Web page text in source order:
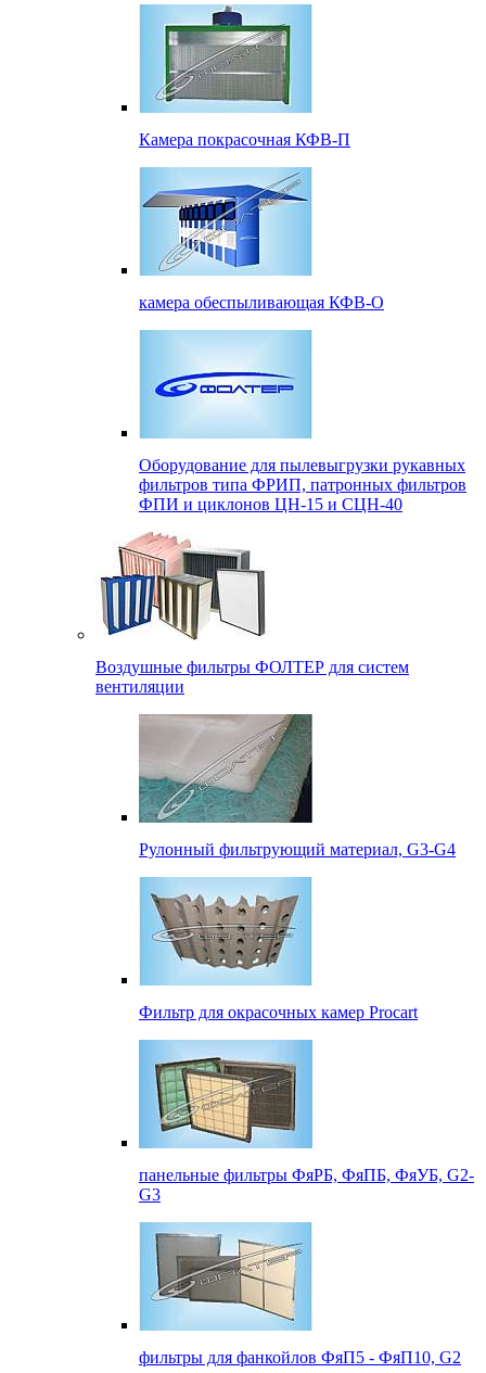
Камера покрасочная КФВ-П
камера обеспыливающая КФВ-О
Оборудование для пылевыгрузки рукавных
фильтров типа ФРИП, патронных фильтров
ФПИ и циклонов ЦН-15 и СЦН-40
Воздушные фильтры ФОЛТЕР для систем
вентиляции
Рулонный фильтрующий материал, G3-G4
Фильтр для окрасочных камер Procart
панельные фильтры ФяРБ, ФяПБ, ФяУБ, G2-
G3
фильтры для фанкойлов ФяП5 - ФяП10, G2